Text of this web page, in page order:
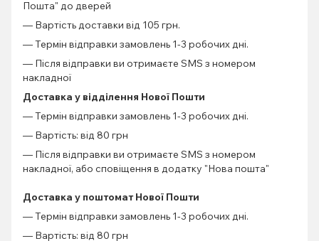
Пошта" до дверей
— Вартість доставки від 105 грн.
— Термін відправки замовлень 1-3 робочих дні.
— Після відправки ви отримаєте SMS з номером
накладної
Доставка у відділення Нової Пошти
— Термін відправки замовлень 1-3 робочих дні.
— Вартість: від 80 грн
— Після відправки ви отримаєте SMS з номером
накладної, або сповіщення в додатку "Нова пошта"
Доставка у поштомат Нової Пошти
— Термін відправки замовлень 1-3 робочих дні.
— Вартість: від 80 грн